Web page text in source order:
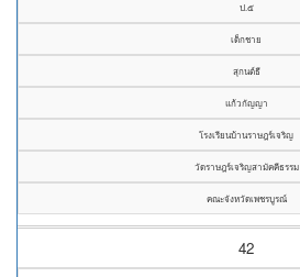
ป.๕
เด็กชาย
สุกนต์ธี
แก้วกัญญา
โรงเรียนบ้านราษฎร์เจริญ
วัดราษฎร์เจริญสามัคคีธรรม
คณะจังหวัดเพชรบูรณ์
42